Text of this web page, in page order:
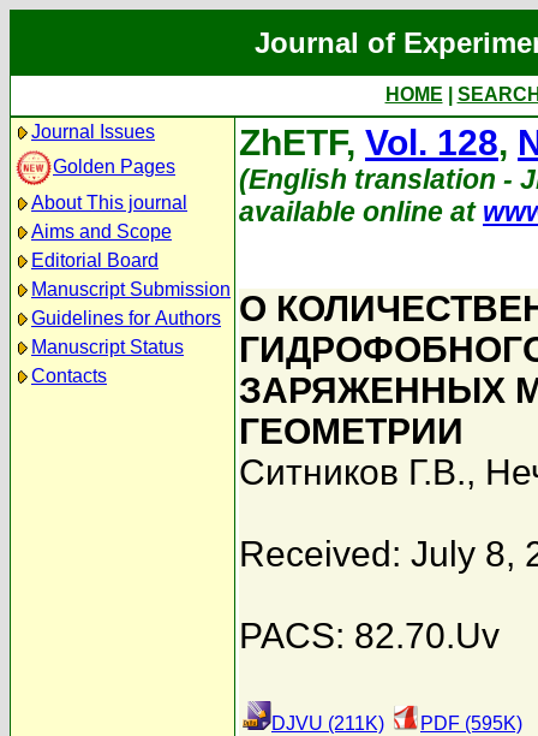
Journal of
HOME
Journal Issues
Golden Pages
About This journal
Aims and Scope
Editorial Board
Manuscript Submission
Guidelines for Authors
Manuscript Status
Contacts
ZhETF, Vol. 128,
(English translation -
available online at
О
ЗАРЯЖЕННЫХ
ГЕОМЕТРИИ
Ситников Г.В.,
Received: July 8,
PACS: 82.70.Uv
DJVU (211K) PDF (595K)